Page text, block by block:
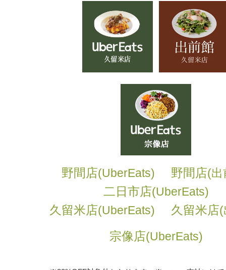
野間店(UberEats) 野間店(出
二日市店(UberEats)
久留米店(UberEats) 久留米店
宗像店(UberEats)